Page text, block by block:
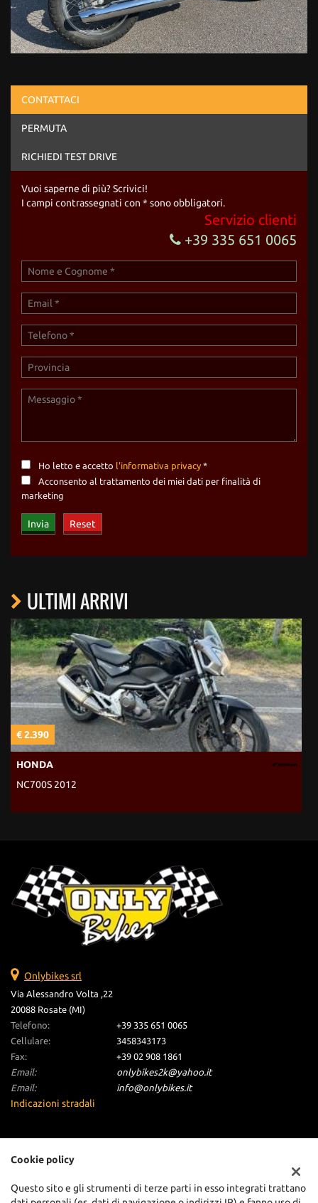
CONTATTACI
PERMUTA
RICHIEDI TEST DRIVE
Vuoi saperne di più? Scrivici!
I campi contrassegnati con * sono obbligatori.
Servizio clienti
+39 335 651 0065
Ho letto e accetto l'informativa privacy *
Acconsento al trattamento dei miei dati per finalità di
marketing
ULTIMI ARRIVI
€ 2.390
HONDA
NC700S 2012
Onlybikes srl
Via Alessandro Volta ,22
20088 Rosate (MI)
Telefono:
+39 335 651 0065
Cellulare:
3458343173
Fax:
+39 02 908 1861
Email:
onlybikes2k@yahoo.it
Email:
info@onlybikes.it
Indicazioni stradali
Dati fiscali:
Onlybikes S.R.L
Via Alessandro Volta ,22, Rosate (MI)
C.F/P.IVA:06255130962
Cookie policy
Questo sito e gli strumenti di terze parti in esso integrati trattano